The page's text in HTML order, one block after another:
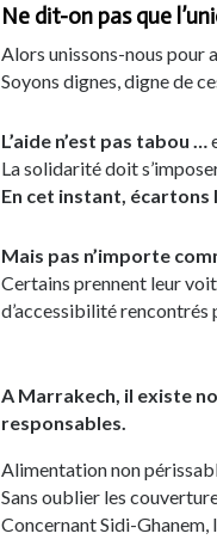
Ne dit-on pas que
Alors unissons-nous pour
Soyons dignes, digne de
L’aide n’est pas tabou …
La solidarité doit
En cet instant, écartons
Mais pas n’importe
Certains prennent leur
d’accessibilité rencontrés
A Marrakech, il existe
responsables.
Alimentation non
Sans oublier les
Concernant Sidi-